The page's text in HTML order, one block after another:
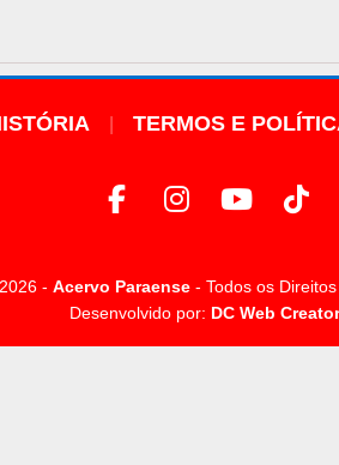
TERMOS E
- Acervo Paraense - Todos os
Desenvolvido por: DC Web